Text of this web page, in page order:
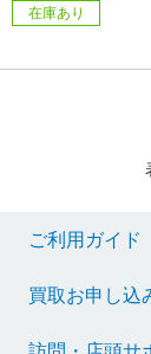
ック RT620PRO-BK
在庫あり
ご利用ガイド
買取お申し込